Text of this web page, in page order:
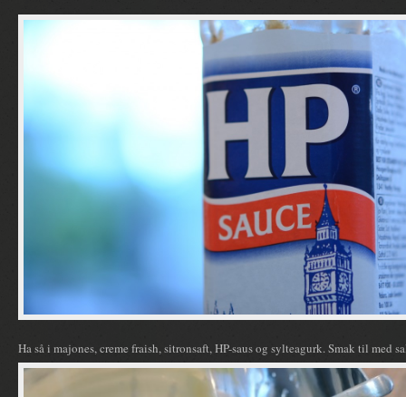
Ha så i majones, creme fraish, sitronsaft, HP-saus og sylteagurk. Smak til med